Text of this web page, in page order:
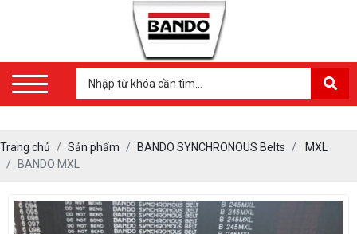
Trang chủ Sản phẩm BANDO SYNCHRONOUS Belts
MXL
BANDO MXL